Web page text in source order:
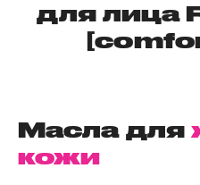
для лица
Масла для
кожи